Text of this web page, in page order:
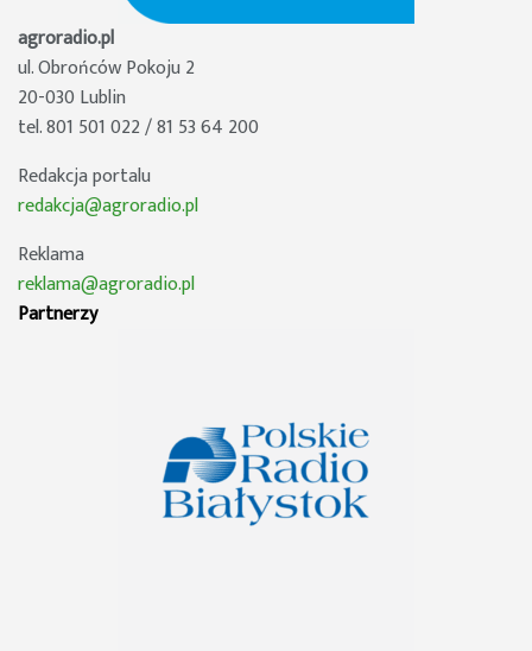
agroradio.pl
ul. Obrońców Pokoju 2
20-030 Lublin
tel. 801 501 022 / 81 53 64 200
Redakcja portalu
redakcja@agroradio.pl
Reklama
reklama@agroradio.pl
Partnerzy